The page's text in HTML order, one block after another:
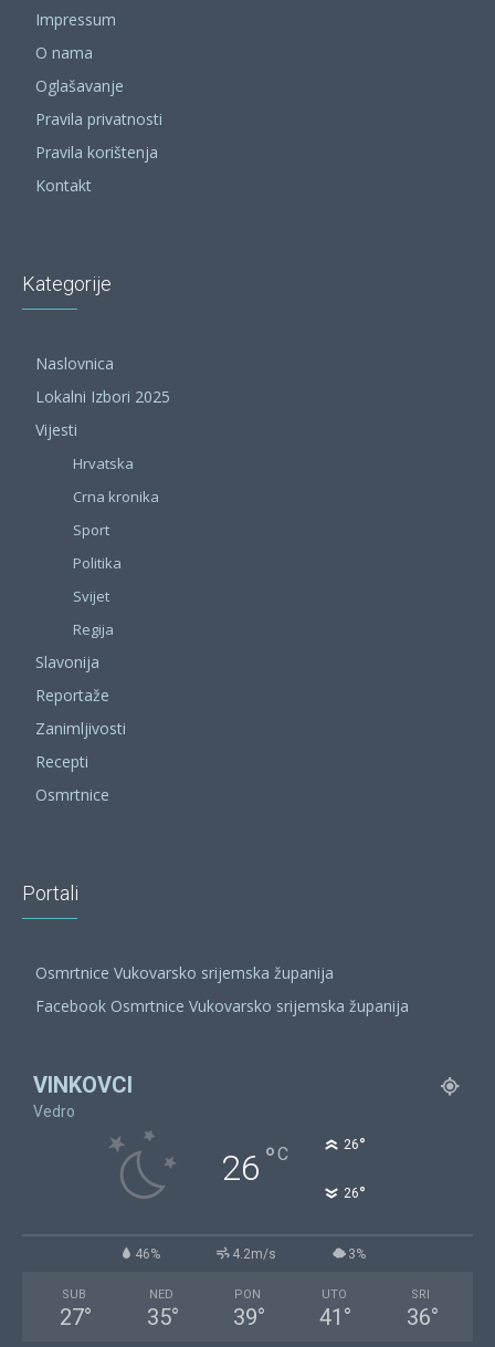
Impressum
O nama
Oglašavanje
Pravila privatnosti
Pravila korištenja
Kontakt
Kategorije
Naslovnica
Lokalni Izbori 2025
Vijesti
Hrvatska
Crna kronika
Sport
Politika
Svijet
Regija
Slavonija
Reportaže
Zanimljivosti
Recepti
Osmrtnice
Portali
Osmrtnice Vukovarsko srijemska županija
Facebook Osmrtnice Vukovarsko srijemska županija
VINKOVCI
Vedro
26 °C 26°
26°
46% 4.2m/s 3%
SUB
27°
NED
35°
PON
39°
UTO
41 °
SRI
36°